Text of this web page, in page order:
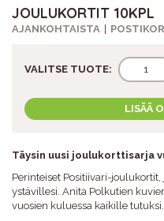
JOULUKORTIT 10KPL
AJANKOHTAISTA
VALITSE TUOTE:
LISÄÄ
Täysin uusi joulukorttisarja
Perinteiset Positiivari-
ystävillesi. Anita Polkutien
vuosien kuluessa kaikille tutuksi.